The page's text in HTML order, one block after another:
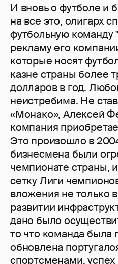
И вновь о футболе и
на все это, олигарх
футбольную команду
рекламу его
которые носят
казне страны более
долларов в год.
неистребима. Не
«Монако», Алексей
компания
Это произошло в
бизнесмена были
чемпионате страны,
сетку Лиги
вложения не только
развитии
дано было
то что команда была
обновлена
спортсменами,